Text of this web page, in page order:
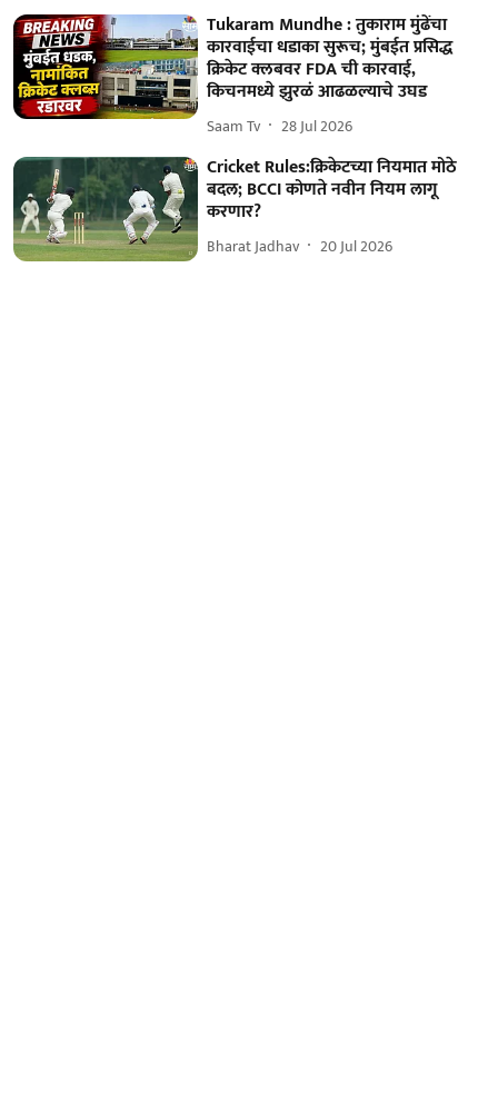
Tukaram Mundhe : तुकाराम मुंढेंचा
कारवाईचा धडाका सुरूच; मुंबईत प्रसिद्ध
क्रिकेट क्लबवर FDA ची कारवाई,
किचनमध्ये झुरळं आढळल्याचे उघड
Saam Tv 28 Jul 2026
Cricket Rules:क्रिकेटच्या नियमात मोठे
बदल; BCCI कोणते नवीन नियम लागू
करणार?
Bharat Jadhav 20 Jul 2026